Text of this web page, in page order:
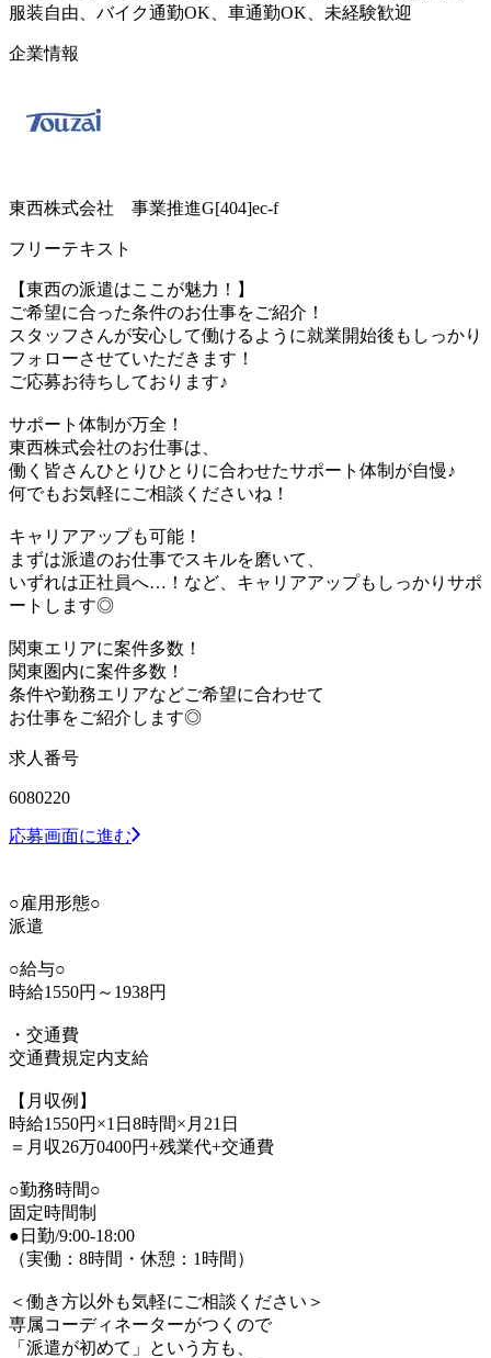
服装自由、バイク通勤OK、車通勤OK、未経験歓迎
企業情報
東西株式会社 事業推進G[404]ec-f
フリーテキスト
【東西の派遣はここが魅力！】
ご希望に合った条件のお仕事をご紹介！
スタッフさんが安心して働けるように就業開始後もしっかり
フォローさせていただきます！
ご応募お待ちしております♪
サポート体制が万全！
東西株式会社のお仕事は、
働く皆さんひとりひとりに合わせたサポート体制が自慢♪
何でもお気軽にご相談くださいね！
キャリアアップも可能！
まずは派遣のお仕事でスキルを磨いて、
いずれは正社員へ…！など、キャリアアップもしっかりサポ
ートします◎
関東エリアに案件多数！
関東圏内に案件多数！
条件や勤務エリアなどご希望に合わせて
お仕事をご紹介します◎
求人番号
6080220
応募画面に進む
○雇用形態○
派遣
○給与○
時給1550円～1938円
・交通費
交通費規定内支給
【月収例】
時給1550円×1日8時間×月21日
＝月収26万0400円+残業代+交通費
○勤務時間○
固定時間制
●日勤/9:00-18:00
（実働：8時間・休憩：1時間）
＜働き方以外も気軽にご相談ください＞
専属コーディネーターがつくので
「派遣が初めて」という方も、